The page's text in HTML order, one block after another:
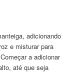
adicionando
e misturar para
a adicionar
até que seja